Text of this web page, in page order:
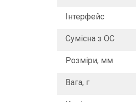
Інтерфейс
Сумісна з ОС
Розміри, мм
Вага, г